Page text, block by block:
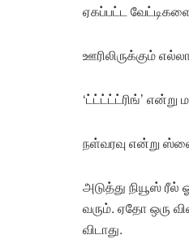
ஏகப்பட்ட
ஊரிலிருக்கும்
‘ட்ட்ட்ட்ட்ரிங்’ என்று
நள்வரவு என்று
அடுத்து நியூஸ்
வரும். ஏதோ ஒரு
விடாது.